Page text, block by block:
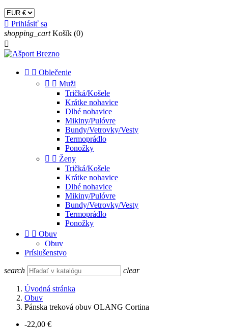
 Prihlásiť sa
shopping_cart Košík (0)

  Oblečenie
  Muži
Tričká/Košele
Krátke nohavice
Dlhé nohavice
Mikiny/Pulóvre
Bundy/Vetrovky/Vesty
Termoprádlo
Ponožky
  Ženy
Tričká/Košele
Krátke nohavice
Dlhé nohavice
Mikiny/Pulóvre
Bundy/Vetrovky/Vesty
Termoprádlo
Ponožky
  Obuv
Obuv
Príslušenstvo
search clear
Úvodná stránka
Obuv
Pánska treková obuv OLANG Cortina
-22,00 €